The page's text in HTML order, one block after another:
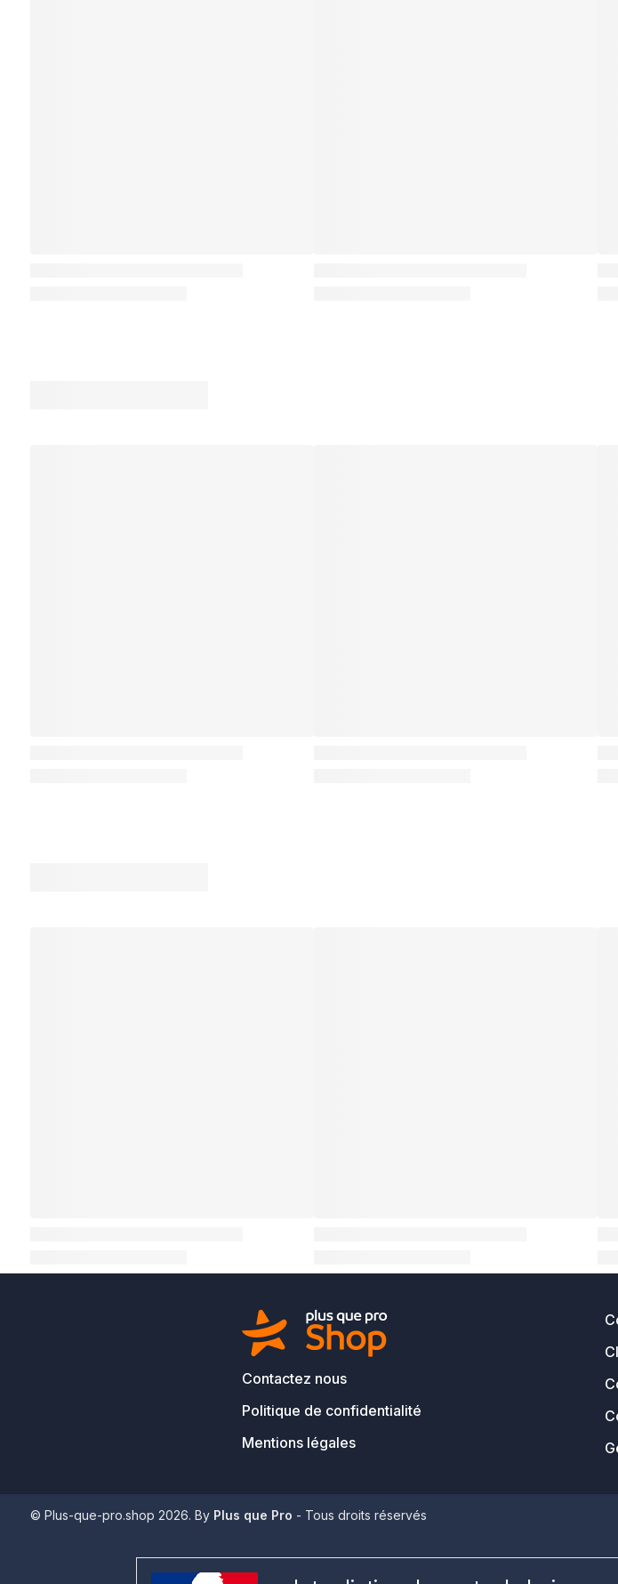
Contactez nous
Politique de confidentialité
Mentions légales
© Plus-que-pro.shop 2026. By Plus que Pro - Tous droits réservés